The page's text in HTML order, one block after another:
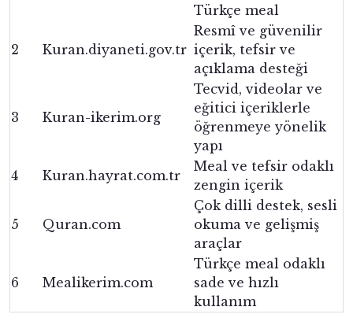
Türkçe meal
2 Kuran.diyaneti.gov.tr
Resmî ve güvenilir
içerik, tefsir ve
açıklama desteği
3 Kuran-ikerim.org
Tecvid, videolar ve
eğitici içeriklerle
öğrenmeye yönelik
yapı
4
Kuran.hayrat.com.tr
Meal ve tefsir odaklı
zengin içerik
5 Quran.com
Çok dilli destek, sesli
okuma ve gelişmiş
araçlar
6 Mealikerim.com
Türkçe meal odaklı
sade ve hızlı
kullanım